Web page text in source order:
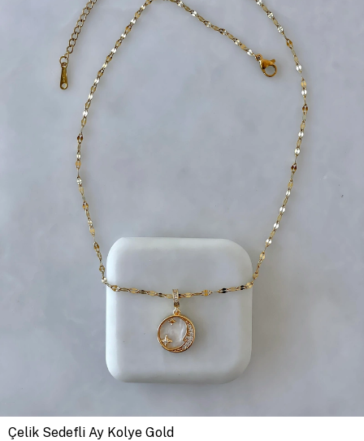
Çelik Sedefli Ay Kolye Gold